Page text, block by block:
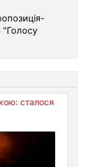
сталося